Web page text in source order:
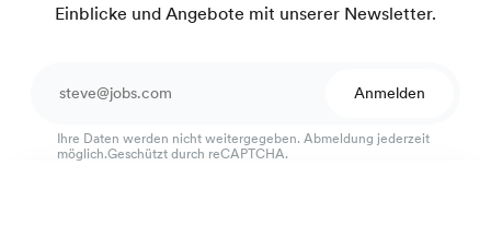
Einblicke und Angebote mit unserer Newsletter.
Anmelden
Ihre Daten werden nicht weitergegeben. Abmeldung jederzeit
möglich.Geschützt durch reCAPTCHA.